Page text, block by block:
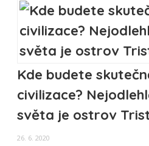
Kde budete
civilizace?
světa je ostrov
26. 6. 2020